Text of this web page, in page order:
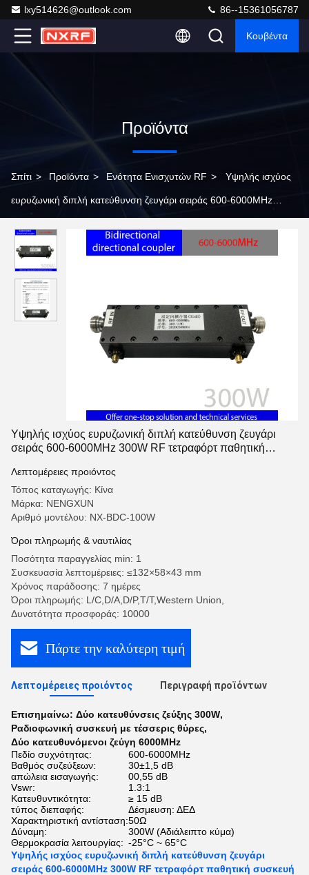
lxy514626@outlook.com 86--15361056787
Κουβέντα
Προϊόντα
Σπίτι > Προϊόντα > Ενότητα Ενισχυτών RF > Υψηλής ισχύος
ευρυζωνική διπλή κατεύθυνση ζευγάρι σειράς 600-6000MHz
Υψηλής ισχύος ευρυζωνική διπλή κατεύθυνση ζευγάρι
σειράς 600-6000MHz 300W RF τετραφόρτ παθητική
Λεπτομέρειες προιόντος
Τόπος καταγωγής: Κίνα
Μάρκα: NENGXUN
Αριθμό μοντέλου: NX-BDC-100W
Όροι πληρωμής & ναυτιλίας
Ποσότητα παραγγελίας min: 1
Συσκευασία λεπτομέρειες: ≤132×58×43 mm
Χρόνος παράδοσης: 7 ημέρες
Όροι πληρωμής: L/C,D/A,D/P,T/T,Western Union,
Δυνατότητα προσφοράς: 10000
Πάρτε την καλύτερη τιμή
Λεπτομέρειες προιόντος Περιγραφή προϊόντων
Επισημαίνω: Δύο κατευθύνσεις ζεύξης 300W,
Ραδιοφωνική συσκευή με τέσσερις θύρες,
Δύο κατευθυνόμενοι ζεύγη 6000MHz
Πεδίο συχνότητας:
600-6000MHz
Βαθμός συζεύξεων:
30±1,5 dB
απώλεια εισαγωγής:
00,55 dB
Vswr:
1.3:1
Κατευθυντικότητα:
≥ 15 dB
τύπος διεπαφής:
Δέσμευση: ΔΕΔ
Χαρακτηριστική αντίσταση:50Ω
Δύναμη:
300W (Αδιάλειπτο κύμα)
Θερμοκρασία λειτουργίας: -25°C ~ 65°C
Υψηλής ισχύος ευρυζωνική διπλή κατεύθυνση ζευγάρι
σειράς 600-6000MHz 300W RF τετραφόρτ παθητική συσκευή